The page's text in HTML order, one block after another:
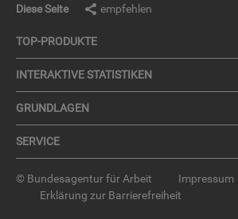
Diese Seite empfehlen
TOP-PRO­DUK­TE
IN­TER­AK­TI­VE STA­TIS­TI­KEN
GRUND­LA­GEN
SER­VICE
© Bundesagentur für Arbeit Impressum
Erklärung zur Barrierefreiheit